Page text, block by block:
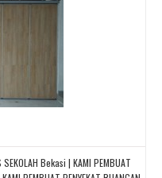
SEKOLAH Bekasi | KAMI PEMBUAT